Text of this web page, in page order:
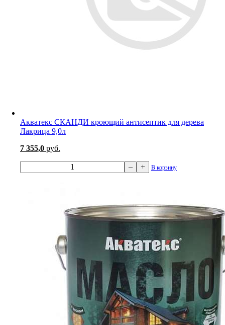
Акватекс СКАНДИ кроющий антисептик для дерева
Лакрица 9,0л
7 355,0 руб.
– + В корзину